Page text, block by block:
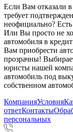
Если Вам отказали
требует
неофициально?
Или Вы просто не
автомобиля в
Вам приобрести
прозрачны!
юристы нашей
автомобиль под
собственном
КомпанияУсловия
ответКонтакты
персональных